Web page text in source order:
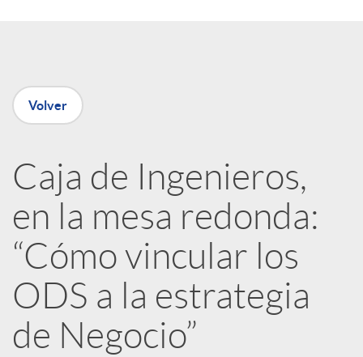
n
R
e
d
e
Volver
Caja de Ingenieros,
en la mesa redonda:
“Cómo vincular los
ODS a la estrategia
de Negocio”